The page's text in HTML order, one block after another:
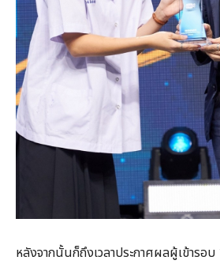
หลังจากนั้นก็ถึงเวลาประกาศผลผู้เข้ารอ